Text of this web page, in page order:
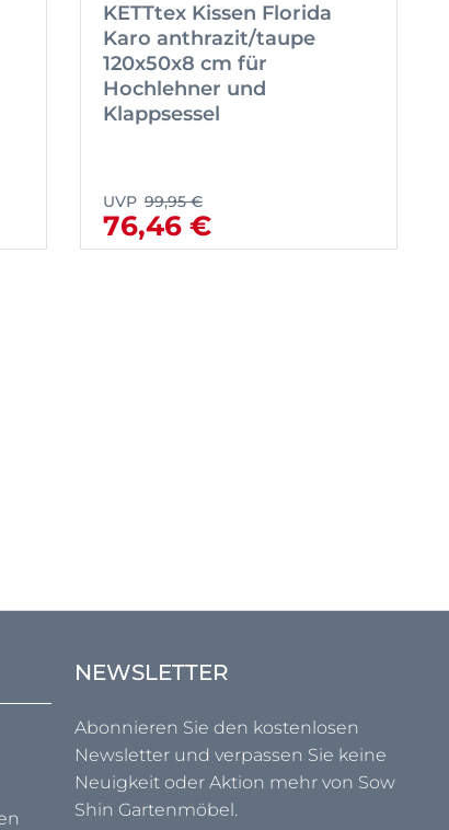
KETTtex Kissen Florida
Karo anthrazit/taupe
120x50x8 cm für
Hochlehner und
Klappsessel
UVP 99,95 €
76,46 €
NEWSLETTER
Abonnieren Sie den kostenlosen
Newsletter und verpassen Sie keine
Neuigkeit oder Aktion mehr von Sow
Shin Gartenmöbel.